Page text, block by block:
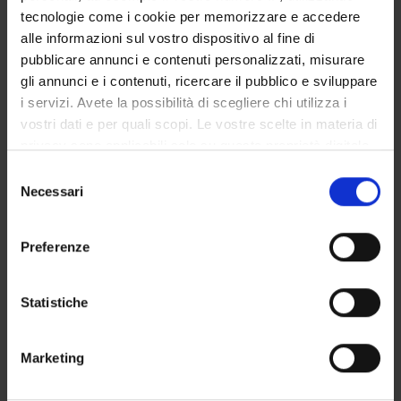
tecnologie come i cookie per memorizzare e accedere
alle informazioni sul vostro dispositivo al fine di
pubblicare annunci e contenuti personalizzati, misurare
gli annunci e i contenuti, ricercare il pubblico e sviluppare
i servizi. Avete la possibilità di scegliere chi utilizza i
vostri dati e per quali scopi. Le vostre scelte in materia di
modificare o revocare il proprio consenso in qualsiasi
momento dalla Dichiarazione sui cookie o facendo clic
raccogliere informazioni sulla tua posizione
geografica, con un'approssimazione di qualche
Identificare il tuo dispositivo, scansionandolo
delNecessari
Preferenze
Statistiche
Marketing
Giulia Ferrari
Delia Ferri
Giampietro Ferri
Professore ordinario
Matteo Nicolini
Professore ordinario
Constitutional Law
ATTIVITÀ